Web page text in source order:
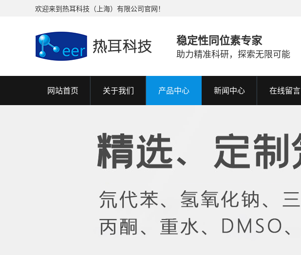
欢迎来到热耳科技（上海）有限公司官网！
稳定性同位素专家
助力精准科研，探索无限可能
网站首页 关于我们 产品中心 新闻中心 在线留言